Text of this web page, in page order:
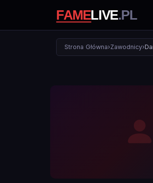
Strona Główna›Zawodnicy›